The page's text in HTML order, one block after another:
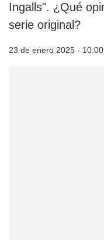
Ingalls". ¿Qué
serie original?
23 de enero 2025 -